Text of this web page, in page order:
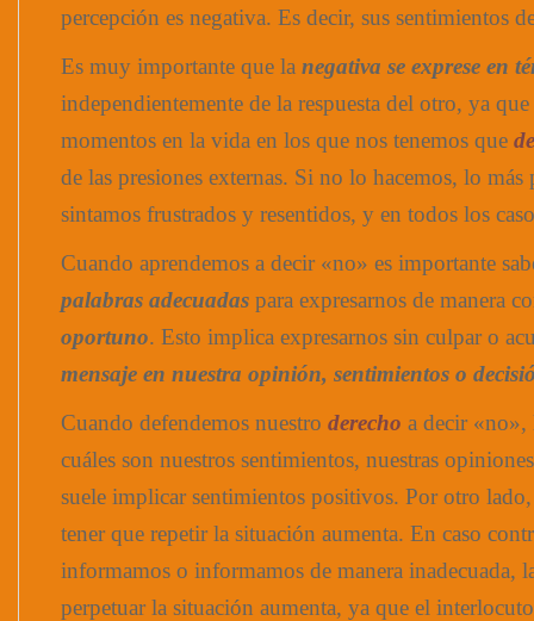
percepción es negativa. Es decir, sus sentimientos
Es muy importante que la negativa se exprese en
independientemente de la respuesta del otro, ya
momentos en la vida en los que nos tenemos que
de las presiones externas. Si no lo hacemos, lo más
sintamos frustrados y resentidos, y en todos los
Cuando aprendemos a decir «no» es importante
palabras adecuadas para expresarnos de manera
oportuno. Esto implica expresarnos sin culpar o
mensaje en nuestra opinión, sentimientos o
Cuando defendemos nuestro derecho a decir «no»,
cuáles son nuestros sentimientos, nuestras
suele implicar sentimientos positivos. Por otro
tener que repetir la situación aumenta. En caso
informamos o informamos de manera inadecuada,
perpetuar la situación aumenta, ya que el